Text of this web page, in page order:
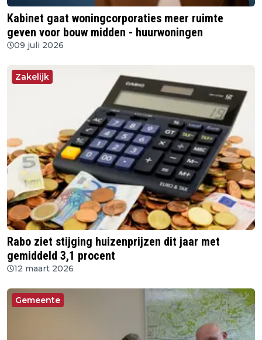
Kabinet gaat woningcorporaties meer ruimte
geven voor bouw midden - huurwoningen
09 juli 2026
Zakelijk
Rabo ziet stijging huizenprijzen dit jaar met
gemiddeld 3,1 procent
12 maart 2026
Gemeente